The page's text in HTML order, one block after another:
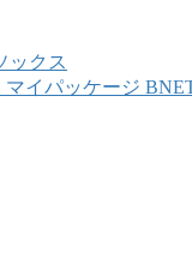
ックス
イパッケージ